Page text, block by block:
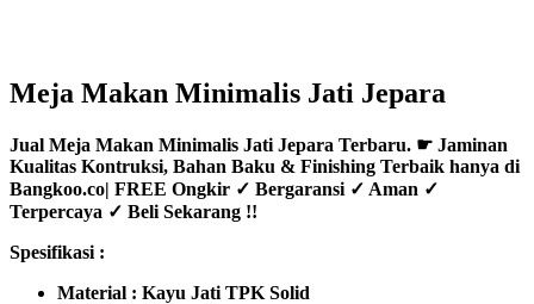
Meja Makan Minimalis Jati Jepara
Jual Meja Makan Minimalis Jati Jepara Terbaru. ☛ Jaminan
Kualitas Kontruksi, Bahan Baku & Finishing Terbaik hanya di
Bangkoo.co| FREE Ongkir ✓ Bergaransi ✓ Aman ✓
Terpercaya ✓ Beli Sekarang !!
Spesifikasi :
Material : Kayu Jati TPK Solid